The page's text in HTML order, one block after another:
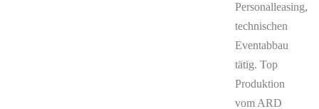
Personalleasing,
technischen
Eventabbau
tätig. Top
Produktion
vom ARD